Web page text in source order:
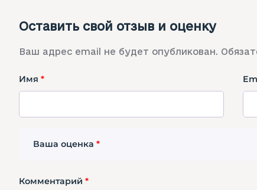
Оставить свой отзыв и оценку
Ваш адрес email не будет опубликован.
Имя *
Ваша оценка *
Комментарий *